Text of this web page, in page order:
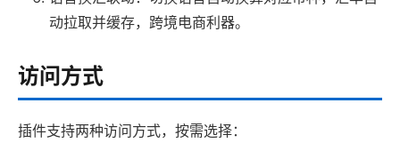
动拉取并缓存，跨境电商利器。
访问方式
插件支持两种访问方式，按需选择：